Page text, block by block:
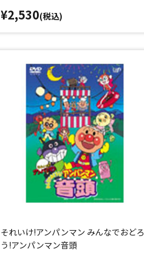
¥2,530(税込)
それいけ!アンパンマン みんなでおどろ
う!アンパンマン音頭